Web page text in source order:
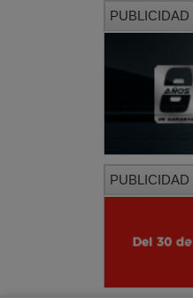
PUBLICIDAD
PUBLICIDAD